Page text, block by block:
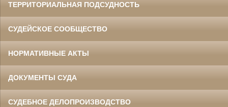
ТЕРРИТОРИАЛЬНАЯ ПОДСУДНОСТЬ
СУДЕЙСКОЕ СООБЩЕСТВО
НОРМАТИВНЫЕ АКТЫ
ДОКУМЕНТЫ СУДА
СУДЕБНОЕ ДЕЛОПРОИЗВОДСТВО